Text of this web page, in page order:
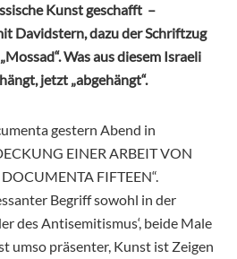
Kunst geschafft –
Davidstern, dazu der Schriftzug
Was aus diesem Israeli
jetzt „abgehängt“.
gestern Abend in
EINER ARBEIT VON
FIFTEEN“.
Begriff sowohl in der
des Antisemitismus‘, beide Male
umso präsenter, Kunst ist Zeigen